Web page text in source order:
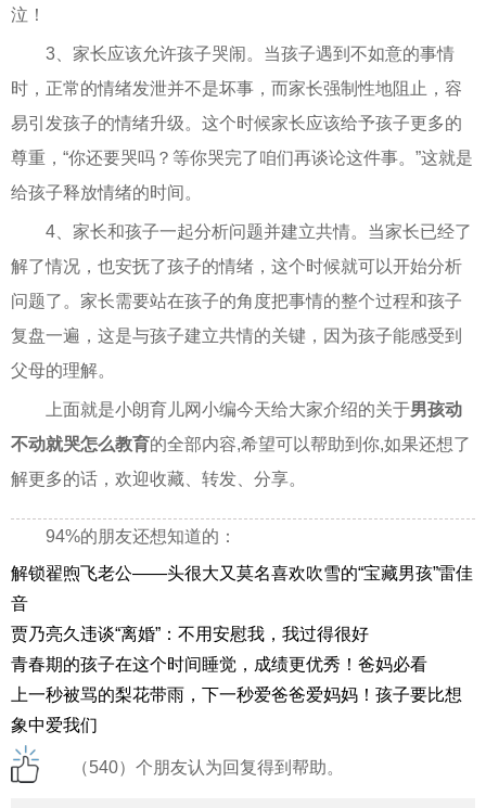
泣！
3、家长应该允许孩子哭闹。当孩子遇到不如意的事情
时，正常的情绪发泄并不是坏事，而家长强制性地阻止，容
易引发孩子的情绪升级。这个时候家长应该给予孩子更多的
尊重，“你还要哭吗？等你哭完了咱们再谈论这件事。”这就是
给孩子释放情绪的时间。
4、家长和孩子一起分析问题并建立共情。当家长已经了
解了情况，也安抚了孩子的情绪，这个时候就可以开始分析
问题了。家长需要站在孩子的角度把事情的整个过程和孩子
复盘一遍，这是与孩子建立共情的关键，因为孩子能感受到
父母的理解。
上面就是小朗育儿网小编今天给大家介绍的关于男孩动
不动就哭怎么教育的全部内容,希望可以帮助到你,如果还想了
解更多的话，欢迎收藏、转发、分享。
94%的朋友还想知道的：
解锁翟煦飞老公——头很大又莫名喜欢吹雪的“宝藏男孩”雷佳
音
贾乃亮久违谈“离婚”：不用安慰我，我过得很好
青春期的孩子在这个时间睡觉，成绩更优秀！爸妈必看
上一秒被骂的梨花带雨，下一秒爱爸爸爱妈妈！孩子要比想
象中爱我们
（540）个朋友认为回复得到帮助。